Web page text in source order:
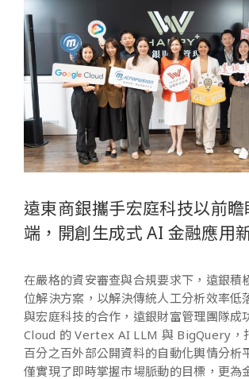
遠東商銀攜手宏庭科技以前
端，開創生成式 AI 金融應用
在嚴格的資安審查與合規要求下，遠銀積
位解決方案，以解決傳統人工分析效率低
與宏庭科技的合作，遠銀財富管理團隊成
Cloud 的 Vertex AI LLM 與 BigQuery，
百分之百外部公開資料的自動化輿情分析
僅實現了即時掌握市場脈動的目標，更為